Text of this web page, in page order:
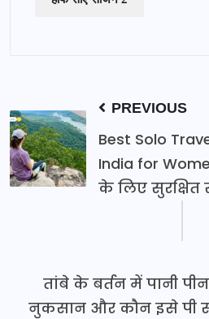
PREVIOUS
Best Solo
India for
के लिए सुरक्षित
तांबे के बर्तन में पानी
नुकसान और कौन इसे पी